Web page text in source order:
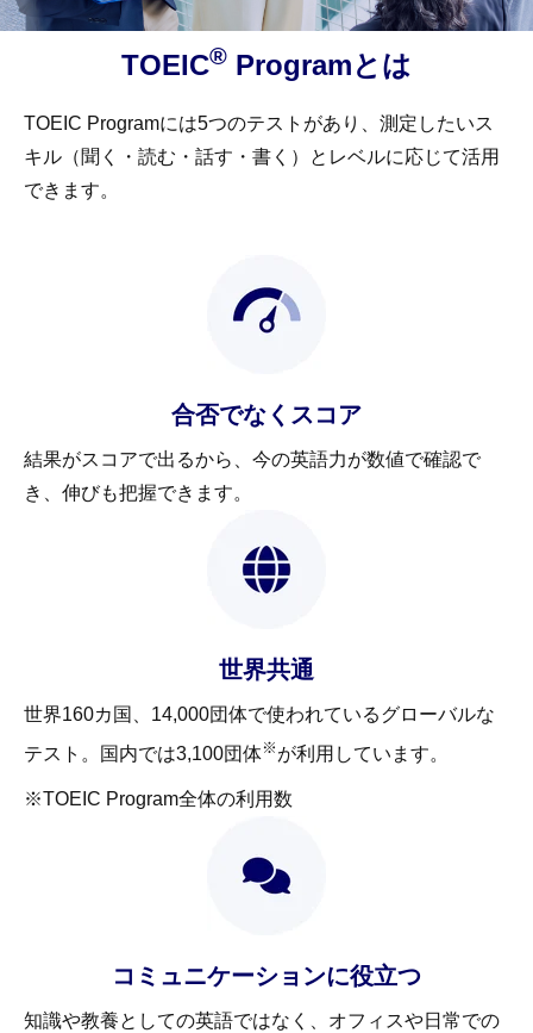
TOEIC® Programとは
TOEIC Programには5つのテストがあり、測定したいス
キル（聞く・読む・話す・書く）とレベルに応じて活用
できます。
合否でなくスコア
結果がスコアで出るから、今の英語力が数値で確認で
き、伸びも把握できます。
世界共通
世界160カ国、14,000団体で使われているグローバルな
テスト。国内では3,100団体※ が利用しています。
※TOEIC Program全体の利用数
コミュニケーションに役立つ
知識や教養としての英語ではなく、オフィスや日常での